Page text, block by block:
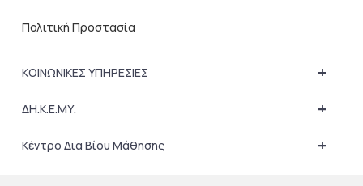
Πολιτική Προστασία
+
ΚΟΙΝΩΝΙΚΕΣ ΥΠΗΡΕΣΙΕΣ
+
ΔΗ.Κ.Ε.ΜΥ.
+
Κέντρο Δια Βίου Μάθησης